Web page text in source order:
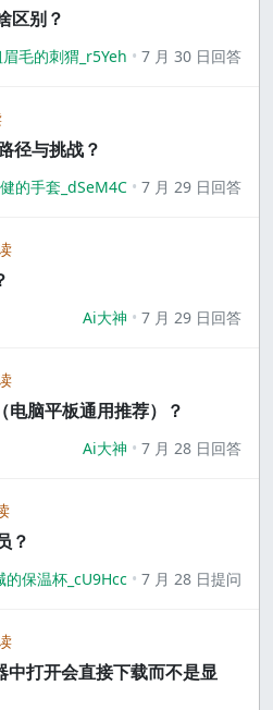
区别？
毛的刺猬_r5Yeh 7 月 30 日回答
径与挑战？
的手套_dSeM4C 7 月 29 日回答
Ai大神 7 月 29 日回答
脑平板通用推荐）？
Ai大神 7 月 28 日回答
？
的保温杯_cU9Hcc 7 月 28 日提问
中打开会直接下载而不是显